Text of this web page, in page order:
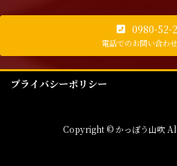
0980-52-
電話でのお問い合わ
プライバシーポリシー
Copyright © かっぽう山吹